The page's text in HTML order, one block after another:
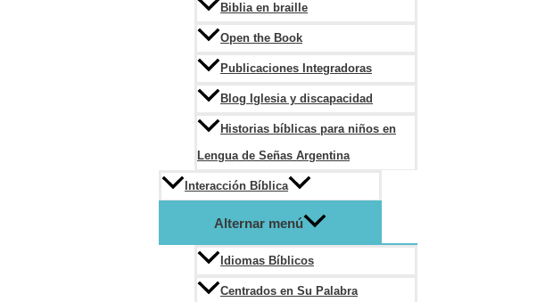
Biblia en braille
Open the Book
Publicaciones Integradoras
Blog Iglesia y discapacidad
Historias bíblicas para niños en
Lengua de Señas Argentina
Interacción Bíblica
Alternar menú
Idiomas Bíblicos
Centrados en Su Palabra